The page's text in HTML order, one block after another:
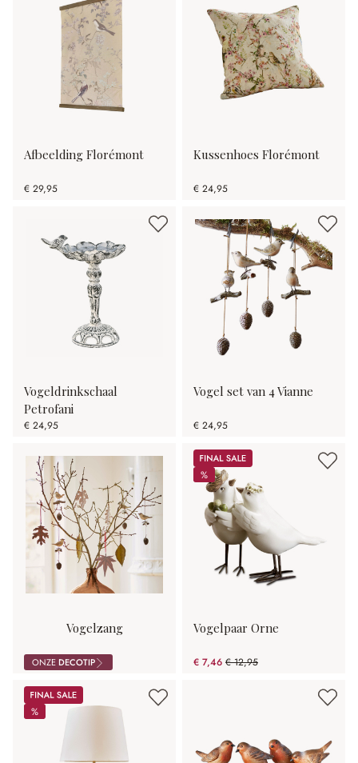
Afbeelding Florémont
€ 29,95
Kussenhoes Florémont
€ 24,95
Vogeldrinkschaal
Petrofani
€ 24,95
Vogel set van 4 Vianne
€ 24,95
ONZEDECOTIP
Vogelzang
Sale
%
%
Vogelpaar Orne
€ 7,46 € 12,95
(42.39% gespart)
Sale
%
%